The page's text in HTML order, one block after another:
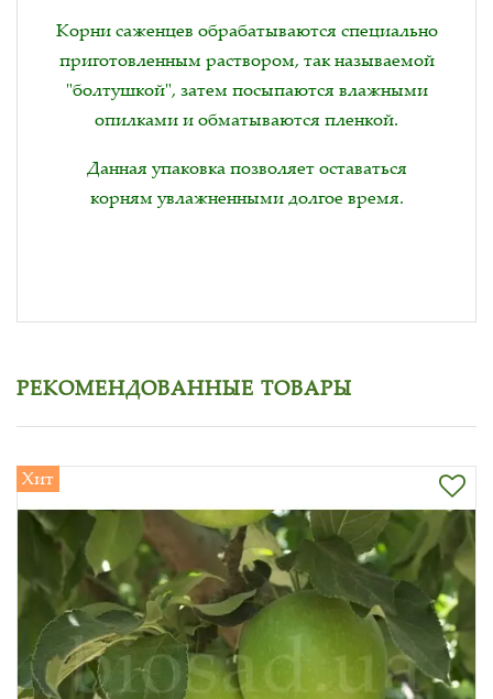
Корни саженцев обрабатываются специально
приготовленным раствором, так называемой
"болтушкой", затем посыпаются влажными
опилками и обматываются пленкой.
Данная упаковка позволяет оставаться
корням увлажненными долгое время.
РЕКОМЕНДОВАННЫЕ ТОВАРЫ
Хит